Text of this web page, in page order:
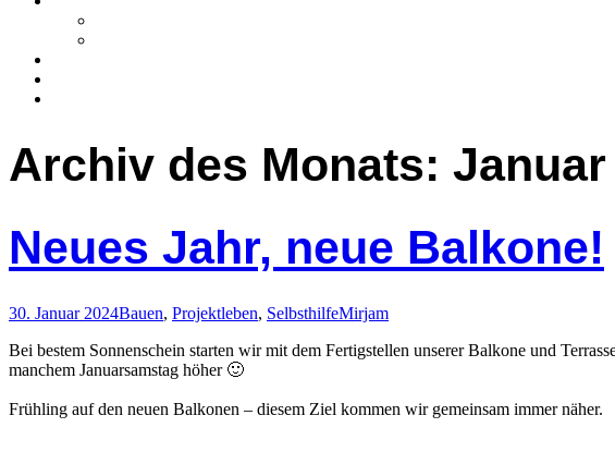
Archiv des Monats: Januar
Neues Jahr, neue Balkone!
30. Januar 2024Bauen, Projektleben, SelbsthilfeMirjam
Bei bestem Sonnenschein starten wir mit dem Fertigstellen unserer Balkone und
manchem Januarsamstag höher 🙂
Frühling auf den neuen Balkonen – diesem Ziel kommen wir gemeinsam immer näher.